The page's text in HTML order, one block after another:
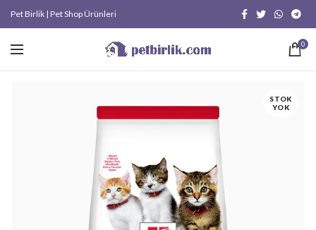
Pet Birlik | Pet Shop Ürünleri
0
STOK
YOK